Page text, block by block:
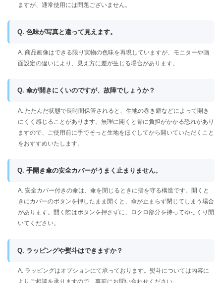
ますが、通常使用には問題ございません。
Q. 色味が写真と違って見えます。
A. 商品画像はできる限り実物の色味を再現していますが、モニターや画
面設定の違いにより、見え方に差が生じる場合があります。
Q. 傘が開きにくいのですが、故障でしょうか？
A. たたんだ状態で長時間保管されると、生地の巻き癖などによって開き
にくく感じることがあります。無理に開くと骨に負担がかかる恐れがあり
ますので、ご使用前に手でそっと生地をほぐしてから開いていただくこと
をおすすめいたします。
Q. 手開き傘の安全カバーがうまく止まりません。
A. 安全カバー付きの傘は、傘を閉じるときに指を守る構造です。開くと
きにカバーのボタンを押したまま開くと、傘が止まらず閉じてしまう場合
があります。開く際はボタンを押さずに、ロクロ部分を持ってゆっくり開
いてください。
Q. ラッピングや熨斗はできますか？
A. ラッピングはオプションにて承っております。熨斗については内容に